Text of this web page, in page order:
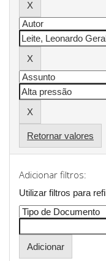
Retornar valores
Adicionar filtros:
Utilizar filtros para